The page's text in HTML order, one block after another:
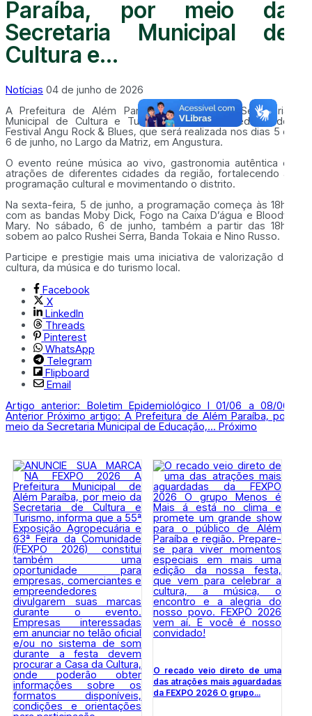
Paraíba, por meio da
Secretaria Municipal de
Cultura e...
Notícias 04 de junho de 2026
A Prefeitura de Além Paraíba, por meio da Secretaria
Municipal de Cultura e Turismo, apoia a 3ª edição do
Festival Angu Rock & Blues, que será realizada nos dias 5 e
6 de junho, no Largo da Matriz, em Angustura.
O evento reúne música ao vivo, gastronomia autêntica e
atrações de diferentes cidades da região, fortalecendo a
programação cultural e movimentando o distrito.
Na sexta-feira, 5 de junho, a programação começa às 18h,
com as bandas Moby Dick, Fogo na Caixa D’água e Bloody
Mary. No sábado, 6 de junho, também a partir das 18h,
sobem ao palco Rushei Serra, Banda Tokaia e Nino Russo.
Participe e prestigie mais uma iniciativa de valorização da
cultura, da música e do turismo local.
Facebook
X
LinkedIn
Threads
Pinterest
WhatsApp
Telegram
Flipboard
Email
Artigo anterior: Boletim Epidemiológico l 01/06 a 08/06
Anterior Próximo artigo: A Prefeitura de Além Paraíba, por
meio da Secretaria Municipal de Educação,... Próximo
O recado veio direto de uma
das atrações mais aguardadas
da FEXPO 2026 O grupo...